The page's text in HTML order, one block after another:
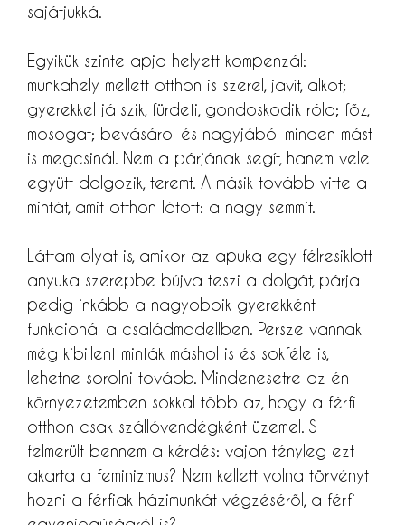
sajátjukká.
Egyikük szinte apja helyett kompenzál:
munkahely mellett otthon is szerel, javít, alkot;
gyerekkel játszik, fürdeti, gondoskodik róla; főz,
mosogat; bevásárol és nagyjából minden mást
is megcsinál. Nem a párjának segít, hanem vele
együtt dolgozik, teremt. A másik tovább vitte a
mintát, amit otthon látott: a nagy semmit.
Láttam olyat is, amikor az apuka egy félresiklott
anyuka szerepbe bújva teszi a dolgát, párja
pedig inkább a nagyobbik gyerekként
funkcionál a családmodellben. Persze vannak
még kibillent minták máshol is és sokféle is,
lehetne sorolni tovább. Mindenesetre az én
környezetemben sokkal több az, hogy a férfi
otthon csak szállóvendégként üzemel. S
felmerült bennem a kérdés: vajon tényleg ezt
akarta a feminizmus? Nem kellett volna törvényt
hozni a férfiak házimunkát végzéséről, a férfi